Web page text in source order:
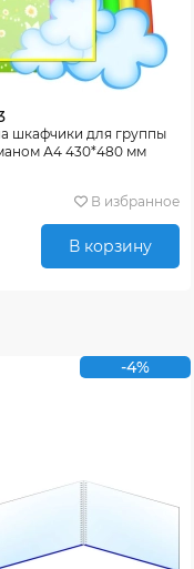
шкафчики для группы
А4 430*480 мм
В избранное
В корзину
-4%